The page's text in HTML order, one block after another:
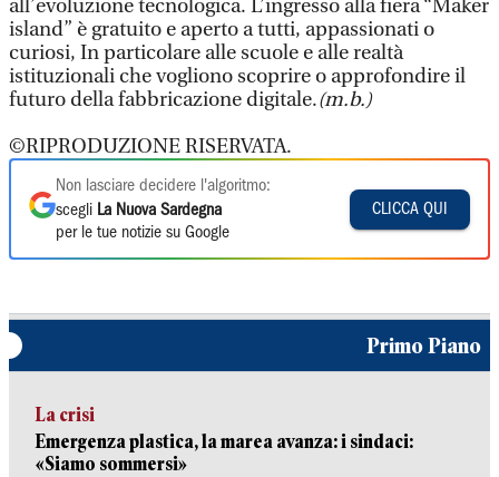
all’evoluzione tecnologica. L’ingresso alla fiera “Maker
island” è gratuito e aperto a tutti, appassionati o
curiosi, In particolare alle scuole e alle realtà
istituzionali che vogliono scoprire o approfondire il
futuro della fabbricazione digitale.(m.b.)
©RIPRODUZIONE RISERVATA.
Non lasciare decidere l'algoritmo:
scegli La Nuova Sardegna
per le tue notizie su Google
CLICCA QUI
Primo Piano
La crisi
Emergenza plastica, la marea avanza: i sindaci:
«Siamo sommersi»